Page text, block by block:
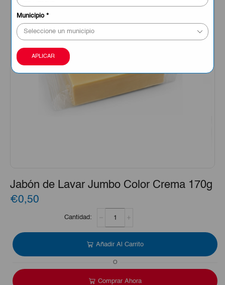
Municipio*
APLICAR
Jabón de Lavar Jumbo Color Crema 170g
€0,50
Color
Crema
Añadir Al Carrito
O
Comprar Ahora